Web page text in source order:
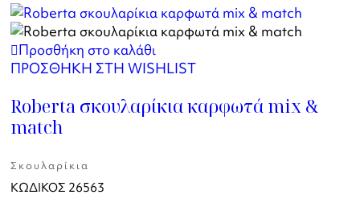
Προσθήκη στο καλάθι
ΠΡΟΣΘΗΚΗ ΣΤΗ WISHLIST
Roberta σκουλαρίκια καρφωτά mix &
match
Σκουλαρίκια
ΚΩΔΙΚΟΣ 26563